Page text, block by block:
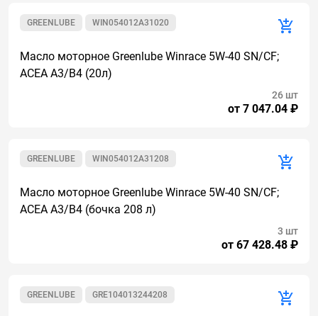
WIN054012A31020
GREENLUBE
Масло моторное Greenlube Winrace 5W-40 SN/CF;
ACEA A3/B4 (20л)
от 7 047.04 ₽
26 шт
WIN054012A31208
GREENLUBE
Масло моторное Greenlube Winrace 5W-40 SN/CF;
ACEA A3/B4 (бочка 208 л)
от 67 428.48 ₽
3 шт
GRE104013244208
GREENLUBE